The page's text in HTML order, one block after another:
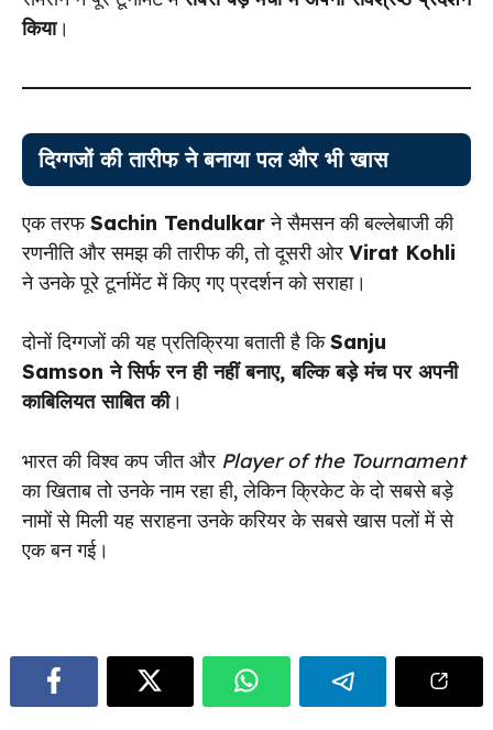
किया।
दिग्गजों की तारीफ ने बनाया पल और भी खास
एक तरफSachin Tendulkarने सैमसन की बल्लेबाजी की
रणनीति और समझ की तारीफ की, तो दूसरी ओर Virat Kohli
ने उनके पूरे टूर्नामेंट में किए गए प्रदर्शन को सराहा।
दोनों दिग्गजों की यह प्रतिक्रिया बताती है किSanju
Samson ने सिर्फ रन ही नहीं बनाए, बल्कि बड़े मंच पर अपनी
काबिलियत साबित की।
भारत की विश्व कप जीत और Player of the Tournament
का खिताब तो उनके नाम रहा ही, लेकिन क्रिकेट के दो सबसे बड़े
नामों से मिली यह सराहना उनके करियर के सबसे खास पलों में से
एक बन गई।